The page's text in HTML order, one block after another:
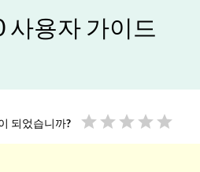
사용자 가이드
되었습니까? star star star star star